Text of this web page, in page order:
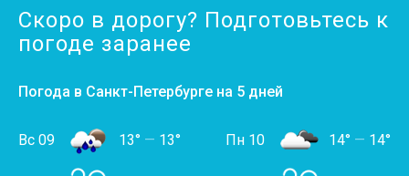
Скоро в дорогу? Подготовьтесь к
погоде заранее
Погода в Санкт-Петербурге на 5 дней
Вс 09 13° — 13° Пн 10 14° — 14°